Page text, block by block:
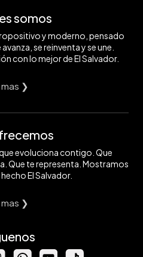
somos
y moderno, pensado
se reinventa y se une.
con lo mejor de El Salvador.
mas ❯
evoluciona contigo. Que
Que te representa. Mostramos
El Salvador.
mas ❯